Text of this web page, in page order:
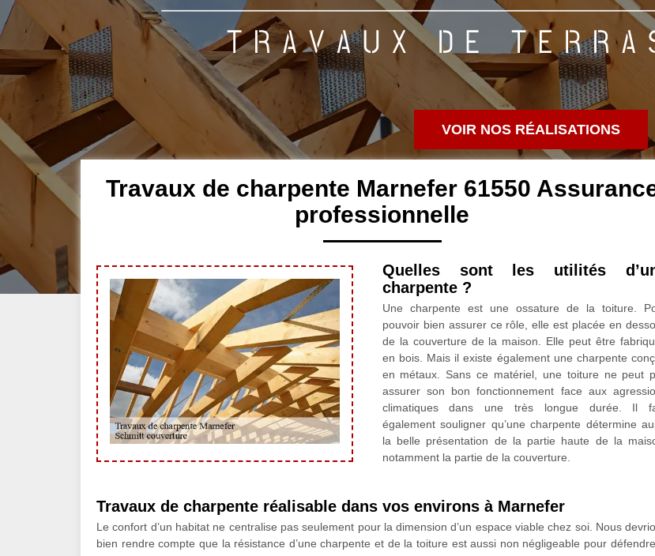
VOIR NOS RÉALISATIONS
Travaux de charpente Marnefer 61550
professionnelle
Quelles sont les utilités
charpente ?
Une charpente est une ossature de la toiture.
pouvoir bien assurer ce rôle, elle est placée en
de la couverture de la maison. Elle peut être
en bois. Mais il existe également une charpente
en métaux. Sans ce matériel, une toiture ne peut
assurer son bon fonctionnement face aux
climatiques dans une très longue durée. Il
également souligner qu’une charpente détermine
la belle présentation de la partie haute de la
notamment la partie de la couverture.
Travaux de charpente réalisable dans vos environs à Marnefer
Le confort d’un habitat ne centralise pas seulement pour la dimension d’un espace viable chez soi. Nous
bien rendre compte que la résistance d’une charpente et de la toiture est aussi non négligeable pour